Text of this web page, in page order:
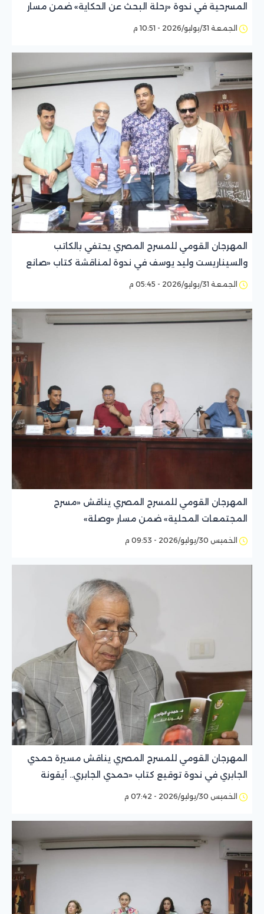
المسرحية في ندوة «رحلة البحث عن الحكاية» ضمن مسار
«وصلة»الجمعة 31/يوليو/2026 - 10:51 م
المهرجان القومي للمسرح المصري يحتفي بالكاتب
والسيناريست وليد يوسف في ندوة لمناقشة كتاب «صانع
الفرص البديلة»
الجمعة 31/يوليو/2026 - 05:45 م
المهرجان القومي للمسرح المصري يناقش «مسرح
المجتمعات المحلية» ضمن مسار «وصلة»
الخميس 30/يوليو/2026 - 09:53 م
المهرجان القومي للمسرح المصري يناقش مسيرة حمدي
الجابري في ندوة توقيع كتاب «حمدي الجابري.. أيقونة
النقد»الخميس 30/يوليو/2026 - 07:42 م